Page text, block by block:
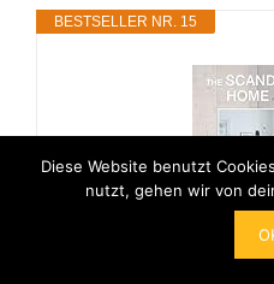
BESTSELLER NR. 15
Diese Website benutzt
nutzt, gehen wir von